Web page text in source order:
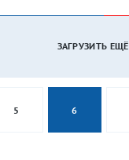
ЗАГРУЗИТЬ ЕЩЁ
5 6